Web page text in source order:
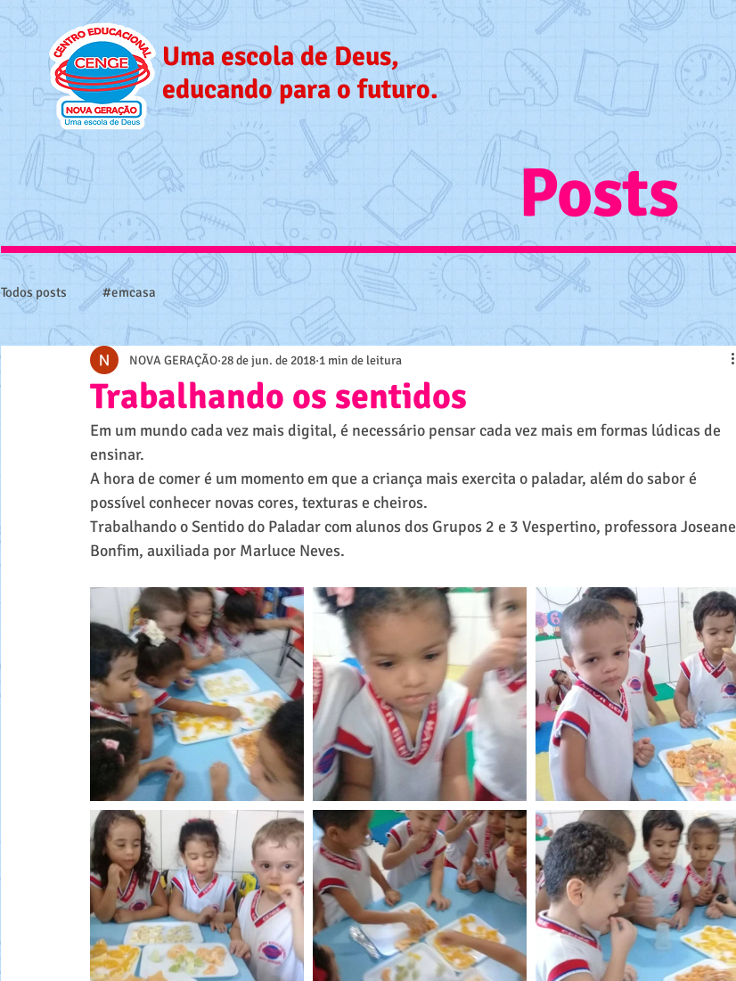
Uma escola de Deus,
educando para o futuro.
Posts
Todos posts #emcasa
Trabalhando os sentidos
NOVA GERAÇÃO 28 de jun. de 2018 1 min de leitura
Em um mundo cada vez mais digital, é necessário pensar cada vez mais em formas lúdicas de
ensinar.
A hora de comer é um momento em que a criança mais exercita o paladar, além do sabor é
possível conhecer novas cores, texturas e cheiros.
Trabalhando o Sentido do Paladar com alunos dos Grupos 2 e 3 Vespertino, professora Joseane
Bonfim, auxiliada por Marluce Neves.